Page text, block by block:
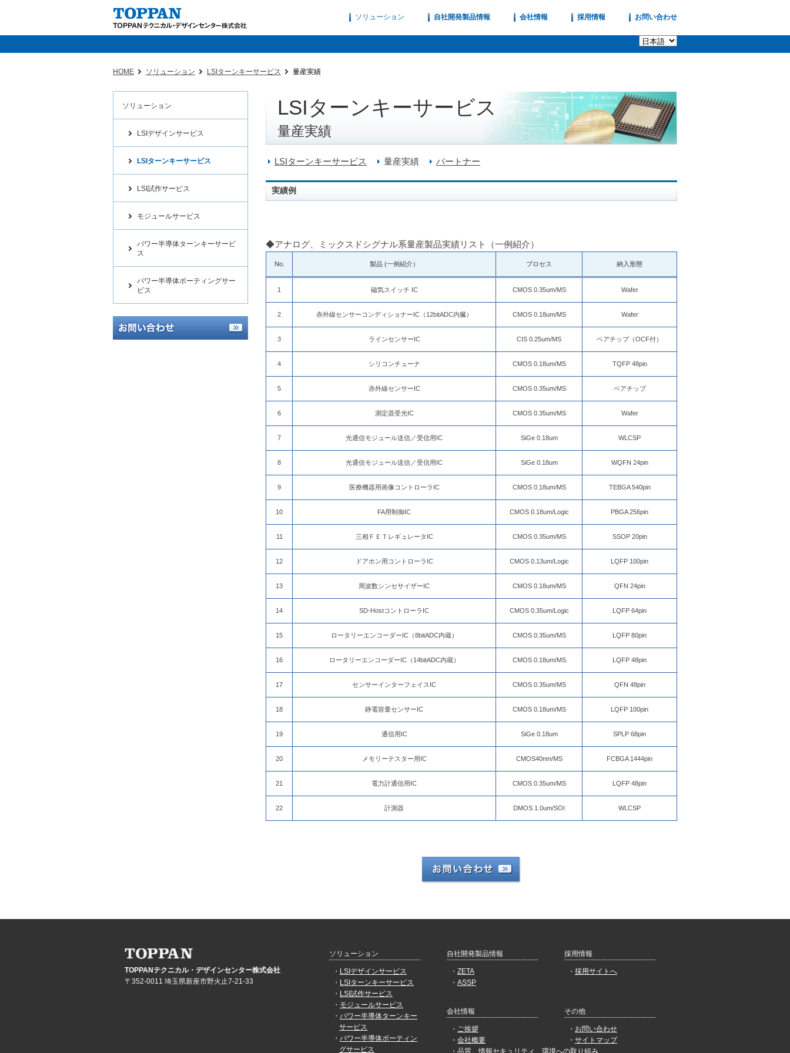
ソリューション 自社開発製品情報 会社情報 採用情報 お問い合わせ
HOME ソリューション LSIターンキーサービス 量産実績
LSIターンキーサービス
量産実績
LSIターンキーサービス 量産実績 パートナー
実績例
◆アナログ、ミックスドシグナル系量産製品実績リスト（一例紹介）
No. 製品 (一例紹介） プロセス 納入形態
1 磁気スイッチ IC CMOS 0.35um/MS Wafer
2 赤外線センサーコンディショナーIC（12bitADC内臓） CMOS 0.18um/MS Wafer
3 ラインセンサーIC CIS 0.25um/MS ベアチップ（OCF付）
4 シリコンチューナ CMOS 0.18um/MS TQFP 48pin
5 赤外線センサーIC CMOS 0.35um/MS ベアチップ
6 測定器受光IC CMOS 0.35um/MS Wafer
7 光通信モジュール送信／受信用IC SiGe 0.18um WLCSP
8 光通信モジュール送信／受信用IC SiGe 0.18um WQFN 24pin
9 医療機器用画像コントローラIC CMOS 0.18um/MS TEBGA 540pin
10 FA用制御IC CMOS 0.18um/Logic PBGA 256pin
11 三相ＦＥＴレギュレータIC CMOS 0.35um/MS SSOP 20pin
12 ドアホン用コントローラIC CMOS 0.13um/Logic LQFP 100pin
13 周波数シンセサイザーIC CMOS 0.18um/MS QFN 24pin
14 SD-HostコントローラIC CMOS 0.35um/Logic LQFP 64pin
15 ロータリーエンコーダーIC（8bitADC内蔵） CMOS 0.35um/MS LQFP 80pin
16 ロータリーエンコーダーIC（14bitADC内蔵） CMOS 0.18um/MS LQFP 48pin
17 センサーインターフェイスIC CMOS 0.35um/MS QFN 48pin
18 静電容量センサーIC CMOS 0.18um/MS LQFP 100pin
19 通信用IC SiGe 0.18um SPLP 68pin
20 メモリーテスター用IC CMOS40nm/MS FCBGA 1444pin
21 電力計通信用IC CMOS 0.35um/MS LQFP 48pin
22 計測器 DMOS 1.0um/SOI WLCSP
ソリューション
LSIデザインサービス
LSIターンキーサービス
LSI試作サービス
モジュールサービス
パワー半導体ターンキーサービ
ス
パワー半導体ポーティングサー
ビス
TOPPANテクニカル・デザインセンター株式会社
〒352-0011 埼玉県新座市野火止7-21-33
ソリューション
LSIデザインサービス
LSIターンキーサービス
LSI試作サービス
モジュールサービス
パワー半導体ターンキー
サービス
パワー半導体ポーティン
グサービス
自社開発製品情報
ZETA
ASSP
会社情報
ご挨拶
会社概要
採用情報
採用サイトへ
その他
お問い合わせ
サイトマップ